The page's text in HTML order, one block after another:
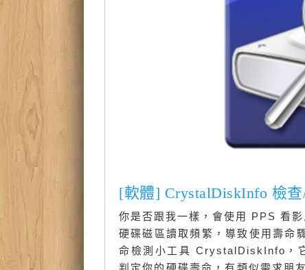
[軟體] CrystalDiskInfo 檢
你是否跟我一樣，會使用 PPS 看
硬碟磁區讀取頻繁，導致使用壽命
命檢測小工具 CrystalDiskInfo，
判定你的硬碟壽命，有類似需求